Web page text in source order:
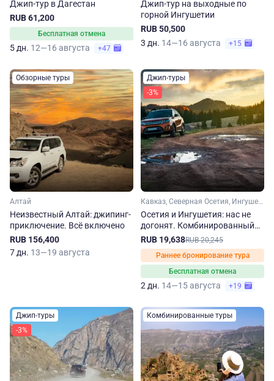
Джип-тур в Дагестан
RUB 61,200
Бесплатная отмена
5 дн. 12—16 августа +47
Джип-тур на выходные по
горной Ингушетии
RUB 50,500
3 дн. 14—16 августа +15
Обзорные туры
Алтай
Неизвестный Алтай: джипинг-
приключение. Всё включено
RUB 156,400
7 дн. 13—19 августа
Джип-туры
-3%
Кавказ, Северная Осетия, Ингушетия
Осетия и Ингушетия: нас не
догонят. Комбинированный
джип-тур на 2 дня
RUB 19,638RUB 20,245
Раннее бронирование тура
Бесплатная отмена
2 дн. 14—15 августа +19
Джип-туры
-3%
Комбинированные туры